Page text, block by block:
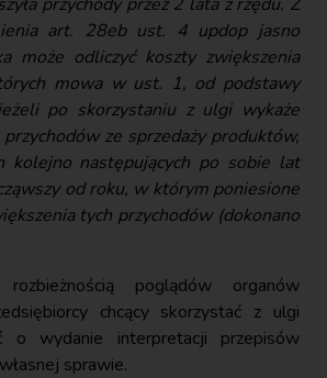
art. 28eb ust. 4 updop jasno
może odliczyć koszty zwiększenia
mowa w ust. 1, od podstawy
po skorzystaniu z ulgi wykaże
ze sprzedaży produktów,
kolejno następujących po sobie lat
od roku, w którym poniesione
tych przychodów (dokonano
poglądów organów
chcący skorzystać z ulgi
o wydanie interpretacji przepisów
sprawie.